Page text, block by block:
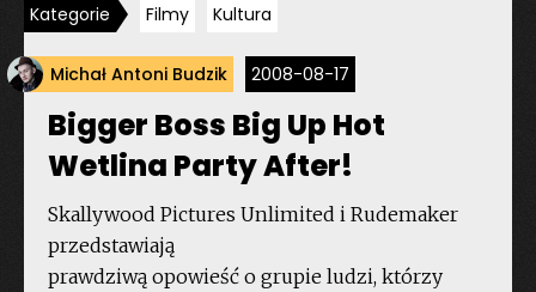
Kategorie
Filmy Kultura
Michał Antoni Budzik 2008-08-17
Bigger Boss Big Up Hot
Wetlina Party After!
Skallywood Pictures Unlimited i Rudemaker
przedstawiają
prawdziwą opowieść o grupie ludzi, którzy